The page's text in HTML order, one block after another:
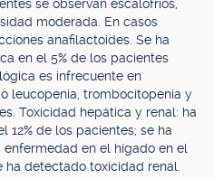
se observan escalofríos,
moderada. En casos
anafilactoides. Se ha
en el 5% de los pacientes
es infrecuente en
leucopenia, trombocitopenia y
Toxicidad hepática y renal: ha
12% de los pacientes; se ha
en el hígado en el
ha detectado toxicidad renal.